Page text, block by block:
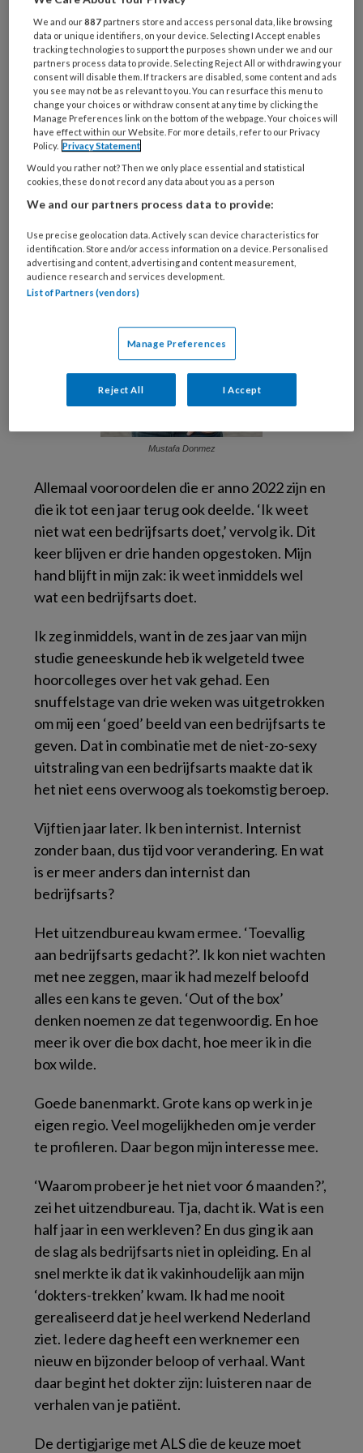
artsen niet in opleiding tot longarts, een
radioloog en zelfs een patholoog.
De bedrijfsarts is inferieur aan allen qua imago.
Een bedrijfsarts is geen arts.
Een bedrijfsarts word je als je in iets anders
faalt.
Een bedrijfsarts is er voor de werkgever.
Mustafa Donmez
Allemaal vooroordelen die er anno 2022 zijn en
die ik tot een jaar terug ook deelde. ‘Ik weet
niet wat een bedrijfsarts doet,’ vervolg ik. Dit
keer blijven er drie handen opgestoken. Mijn
hand blijft in mijn zak: ik weet inmiddels wel
wat een bedrijfsarts doet.
Ik zeg inmiddels, want in de zes jaar van mijn
studie geneeskunde heb ik welgeteld twee
hoorcolleges over het vak gehad. Een
snuffelstage van drie weken was uitgetrokken
om mij een ‘goed’ beeld van een bedrijfsarts te
geven. Dat in combinatie met de niet-zo-sexy
uitstraling van een bedrijfsarts maakte dat ik
het niet eens overwoog als toekomstig beroep.
Vijftien jaar later. Ik ben internist. Internist
zonder baan, dus tijd voor verandering. En wat
is er meer anders dan internist dan
bedrijfsarts?
Het uitzendbureau kwam ermee. ‘Toevallig
aan bedrijfsarts gedacht?’. Ik kon niet wachten
met nee zeggen, maar ik had mezelf beloofd
alles een kans te geven. ‘Out of the box’
denken noemen ze dat tegenwoordig. En hoe
meer ik over die box dacht, hoe meer ik in die
box wilde.
Goede banenmarkt. Grote kans op werk in je
eigen regio. Veel mogelijkheden om je verder
te profileren. Daar begon mijn interesse mee.
‘Waarom probeer je het niet voor 6 maanden?’,
zei het uitzendbureau. Tja, dacht ik. Wat is een
half jaar in een werkleven? En dus ging ik aan
de slag als bedrijfsarts niet in opleiding. En al
snel merkte ik dat ik vakinhoudelijk aan mijn
‘dokters-trekken’ kwam. Ik had me nooit
gerealiseerd dat je heel werkend Nederland
ziet. Iedere dag heeft een werknemer een
nieuw en bijzonder beloop of verhaal. Want
daar begint het dokter zijn: luisteren naar de
verhalen van je patiënt.
De dertigjarige met ALS die de keuze moet
We and our887 partners store and access personal data, like browsing
data or unique identifiers, on your device. Selecting I Accept enables
tracking technologies to support the purposes shown under we and our
partners process data to provide. Selecting Reject All or withdrawing your
consent will disable them. If trackers are disabled, some content and ads
you see may not be as relevant to you. You can resurface this menu to
change your choices or withdraw consent at any time by clicking the
Manage Preferences link on the bottom of the webpage. Your choices will
have effect within our Website. For more details, refer to our Privacy
Policy. Privacy Statement
Would you rather not? Then we only place essential and statistical
cookies, these do not record any data about you as a person
We and our partners process data to provide:
Use precise geolocation data. Actively scan device characteristics for
identification. Store and/or access information on a device. Personalised
advertising and content, advertising and content measurement,
audience research and services development.
List of Partners (vendors)
Manage Preferences
Reject All I Accept